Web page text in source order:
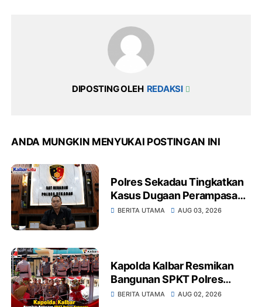
DIPOSTING OLEH REDAKSI
ANDA MUNGKIN MENYUKAI POSTINGAN INI
Polres Sekadau Tingkatkan
Kasus Dugaan Perampasan
Emas Ke Tahap Penyidikan
BERITA UTAMA AUG 03, 2026
Kapolda Kalbar Resmikan
Bangunan SPKT Polres
Ketapang Wujud Komitmen
BERITA UTAMA AUG 02, 2026